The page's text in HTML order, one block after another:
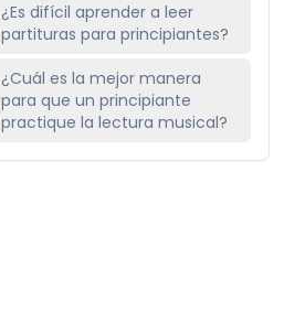
¿Es difícil aprender a leer
partituras para principiantes?
¿Cuál es la mejor manera
para que un principiante
practique la lectura musical?